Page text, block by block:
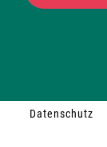
Datenschutz